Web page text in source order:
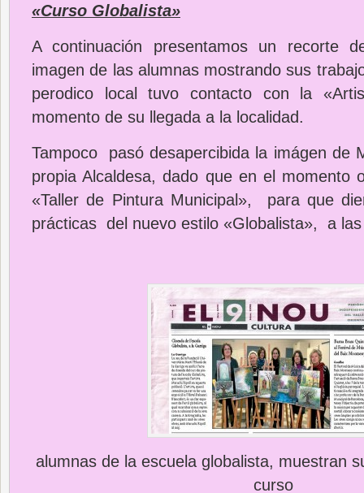
«Curso Globalista»
A continuación presentamos un recorte
imagen de las alumnas mostrando sus
perodico local tuvo contacto con la
momento de su llegada a la localidad.
Tampoco pasó desapercibida la imágen de
propia Alcaldesa, dado que en el momento
«Taller de Pintura Municipal», para que
prácticas del nuevo estilo «Globalista», a
alumnas de la escuela globalista, muestran
curso